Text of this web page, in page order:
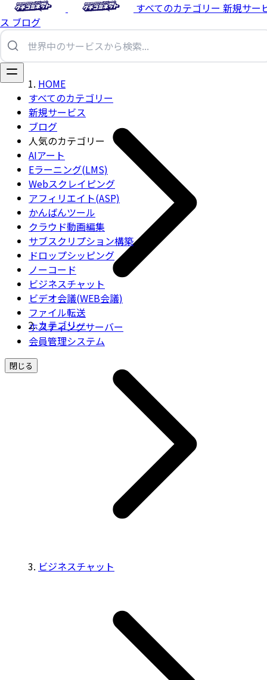
すべてのカテゴリー 新規サー
ス ブログ
すべてのカテゴリー
新規サービス
ブログ
人気のカテゴリー
AIアート
Eラーニング(LMS)
Webスクレイピング
アフィリエイト(ASP)
かんばんツール
クラウド動画編集
サブスクリプション構築
ドロップシッピング
ノーコード
ビジネスチャット
ビデオ会議(WEB会議)
ファイル転送
ホスティングサーバー
会員管理システム
閉じる
HOME
カテゴリー
ビジネスチャット